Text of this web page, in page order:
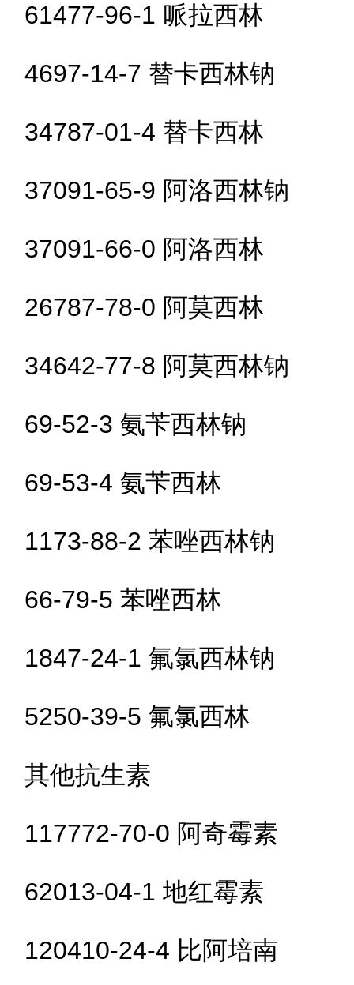
61477-96-1 哌拉西林
4697-14-7 替卡西林钠
34787-01-4 替卡西林
37091-65-9 阿洛西林钠
37091-66-0 阿洛西林
26787-78-0 阿莫西林
34642-77-8 阿莫西林钠
69-52-3 氨苄西林钠
69-53-4 氨苄西林
1173-88-2 苯唑西林钠
66-79-5 苯唑西林
1847-24-1 氟氯西林钠
5250-39-5 氟氯西林
其他抗生素
117772-70-0 阿奇霉素
62013-04-1 地红霉素
120410-24-4 比阿培南